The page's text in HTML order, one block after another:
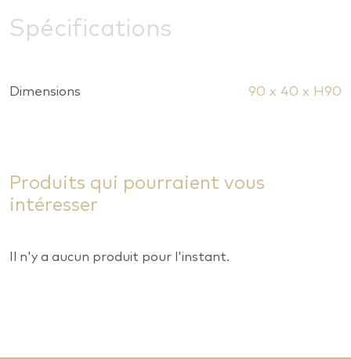
Spécifications
Dimensions 90 x 40 x H90
Produits qui pourraient vous
intéresser
Il n'y a aucun produit pour l'instant.